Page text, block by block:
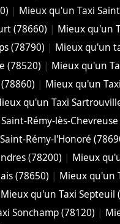
| Mieux qu'un Taxi
(78660) | Mieux qu'un
(78790) | Mieux qu'un
(78520) | Mieux qu'un
| Mieux qu'un
qu'un Taxi
Rémy-lès-
Rémy-l'Honoré
(78200) | Mieux
(78650) | Mieux qu'un
Mieux qu'un Taxi Septeuil
Sonchamp (78120) |